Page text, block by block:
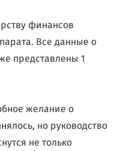
финансов
Все данные о
представлены 1
желание о
но руководство
не только